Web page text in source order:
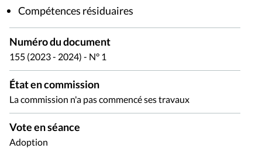
Compétences résiduaires
Numéro du document
155 (2023 - 2024) - N° 1
État en commission
La commission n'a pas commencé ses travaux
Vote en séance
Adoption